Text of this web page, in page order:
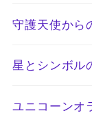
守護天使から
星とシンボル
ユニコーンオ